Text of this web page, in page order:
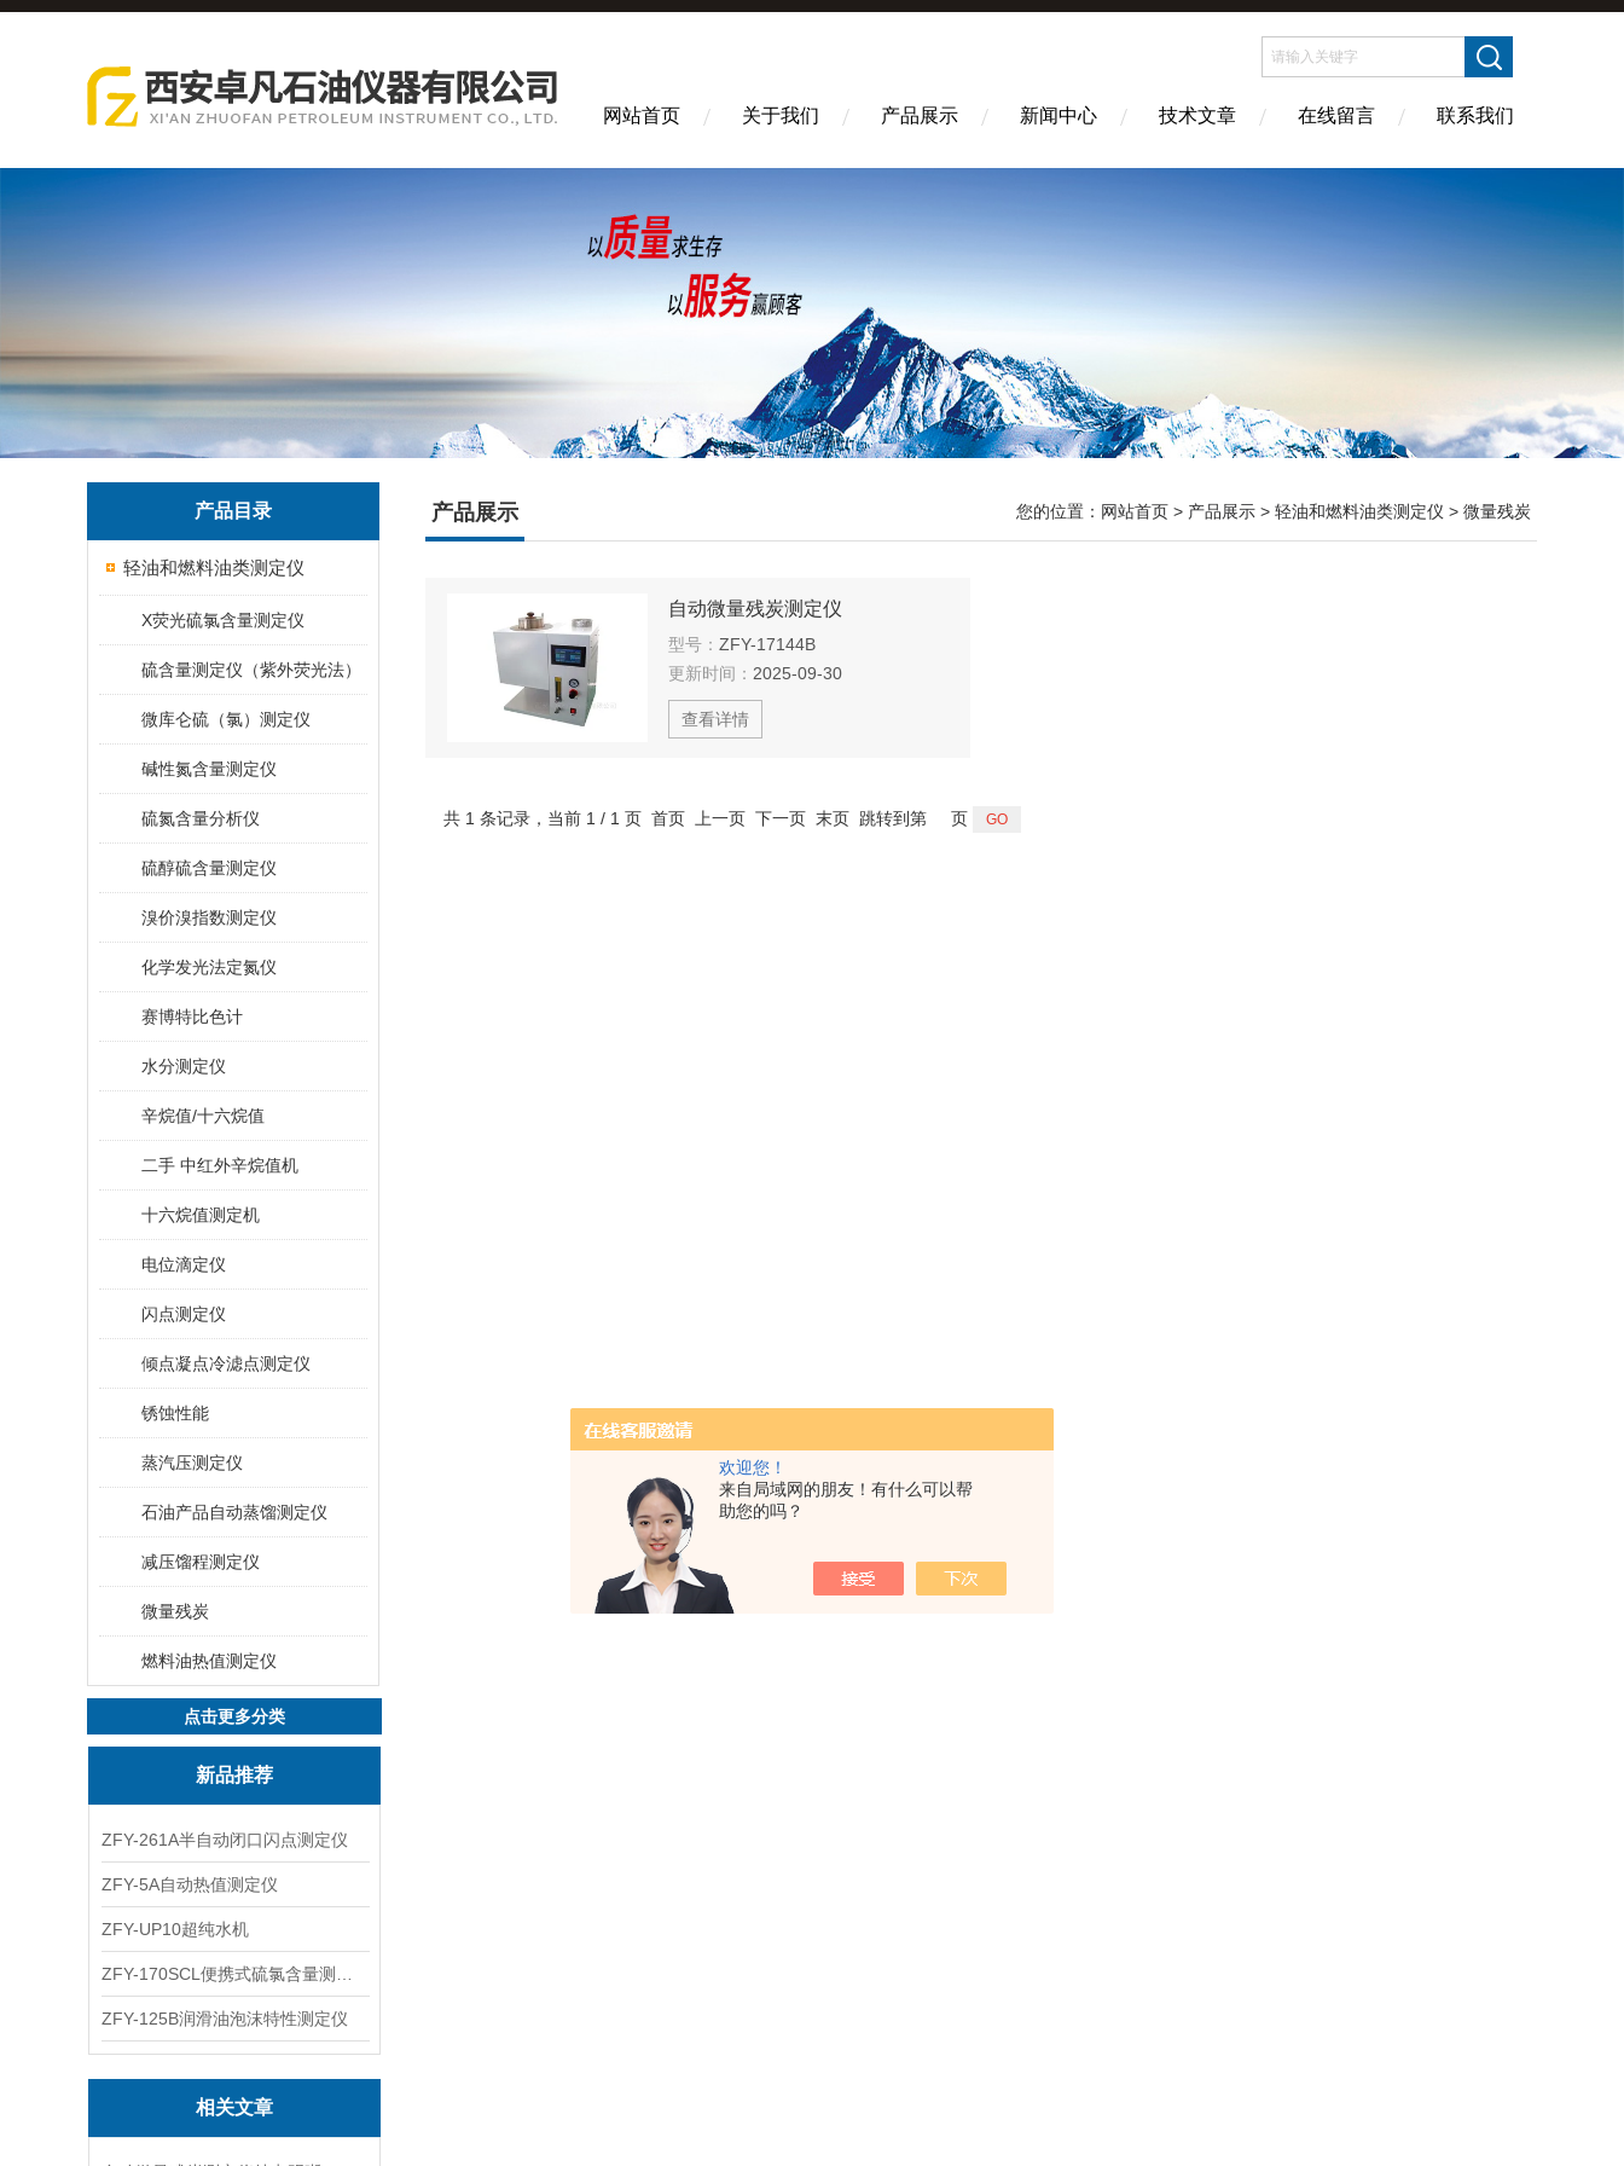
欢迎您！
来自局域网的朋友！有什么可以帮
助您的吗？
网站首页 关于我们 产品展示 新闻中心 技术文章 在线留言 联系我们
产品目录
轻油和燃料油类测定仪
X荧光硫氯含量测定仪
硫含量测定仪（紫外荧光法）
微库仑硫（氯）测定仪
碱性氮含量测定仪
硫氮含量分析仪
硫醇硫含量测定仪
溴价溴指数测定仪
化学发光法定氮仪
赛博特比色计
水分测定仪
辛烷值/十六烷值
二手 中红外辛烷值机
十六烷值测定机
电位滴定仪
闪点测定仪
倾点凝点冷滤点测定仪
锈蚀性能
蒸汽压测定仪
石油产品自动蒸馏测定仪
减压馏程测定仪
微量残炭
燃料油热值测定仪
点击更多分类
新品推荐
ZFY-261A半自动闭口闪点测定仪
ZFY-5A自动热值测定仪
ZFY-UP10超纯水机
ZFY-125B润滑油泡沫特性测定仪
相关文章
产品展示 您的位置： 网站首页 > 产品展示 > 轻油和燃料油类测定仪 > 微量残炭
自动微量残炭测定仪
型号： ZFY-17144B
更新时间： 2025-09-30
查看详情
共 1 条记录，当前 1 / 1 页 首页 上一页 下一页 末页 跳转到第 页